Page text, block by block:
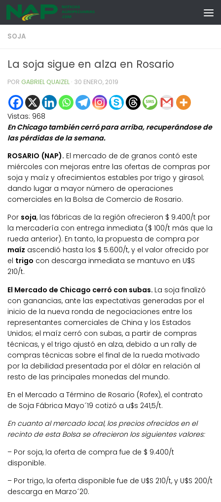
Skip to content
SOJA
La soja sigue en alza en Rosario
POR GABRIEL QUAIZEL · 30 ENERO, 2019
Vistas: 968
En Chicago también cerró para arriba, recuperándose de
las pérdidas de la semana.
ROSARIO (NAP). El mercado de de granos contó este
miércoles con mejoras entre las ofertas de compras por
soja y maíz y ofrecimientos estables por trigo y girasol;
dando lugar a mayor número de operaciones
comerciales en la Bolsa de Comercio de Rosario.
Por soja, las fábricas de la región ofrecieron $ 9.400/t por
la mercadería con entrega inmediata ($ 100/t más que la
rueda anterior). En tanto, la propuesta de compra por
maíz ascendió hasta los $ 5.600/t, y el valor ofrecido por
el trigo con descarga inmediata se mantuvo en U$S
210/t.
El Mercado de Chicago cerró con subas. La soja finalizó
con ganancias, ante las expectativas generadas por el
inicio de la nueva ronda de negociaciones entre los
representantes comerciales de China y los Estados
Unidos; el maíz cerró con subas, a partir de compras
técnicas, y el trigo ajustó en alza, debido a un rally de
compras técnicas sobre el final de la rueda motivado
por la debilidad presentada por el dólar en relación al
resto de las principales monedas del mundo.
En el Mercado a Término de Rosario (Rofex), el contrato
de Soja Fábrica Mayo´19 cotizó a u$s 241,5/t.
En cuanto al mercado local, los precios ofrecidos en el
recinto de esta Bolsa se ofrecieron los siguientes valores:
– Por soja, la oferta de compra fue de $ 9.400/t
disponible.
– Por trigo, la oferta disponible fue de U$S 210/t, y U$S 200/t
descarga en Marzo´20.